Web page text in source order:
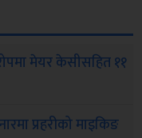
मेयर केसीसहित ११
प्रहरीको माइकिङ